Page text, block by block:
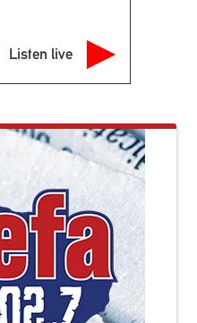
Listen live